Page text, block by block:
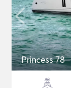
Princess 78